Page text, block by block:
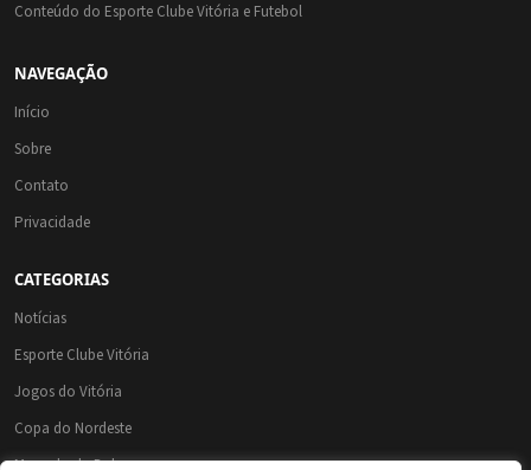
Conteúdo do Esporte Clube Vitória e Futebol
NAVEGAÇÃO
Início
Sobre
Contato
Privacidade
CATEGORIAS
Notícias
Esporte Clube Vitória
Jogos do Vitória
Copa do Nordeste
Mercado da Bola